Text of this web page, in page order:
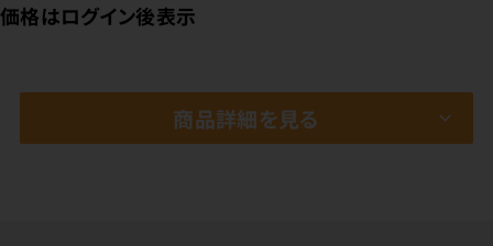
価格はログイン後表示
商品詳細を見る